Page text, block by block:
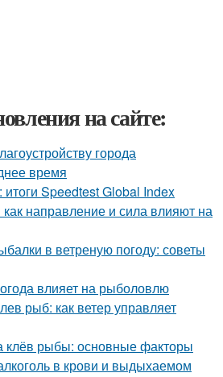
на сайте:
города
время
Speedtest Global Index
направление и сила влияют на
в ветреную погоду: советы
влияет на рыболовлю
рыб: как ветер управляет
клёв рыбы: основные факторы
в крови и выдыхаемом